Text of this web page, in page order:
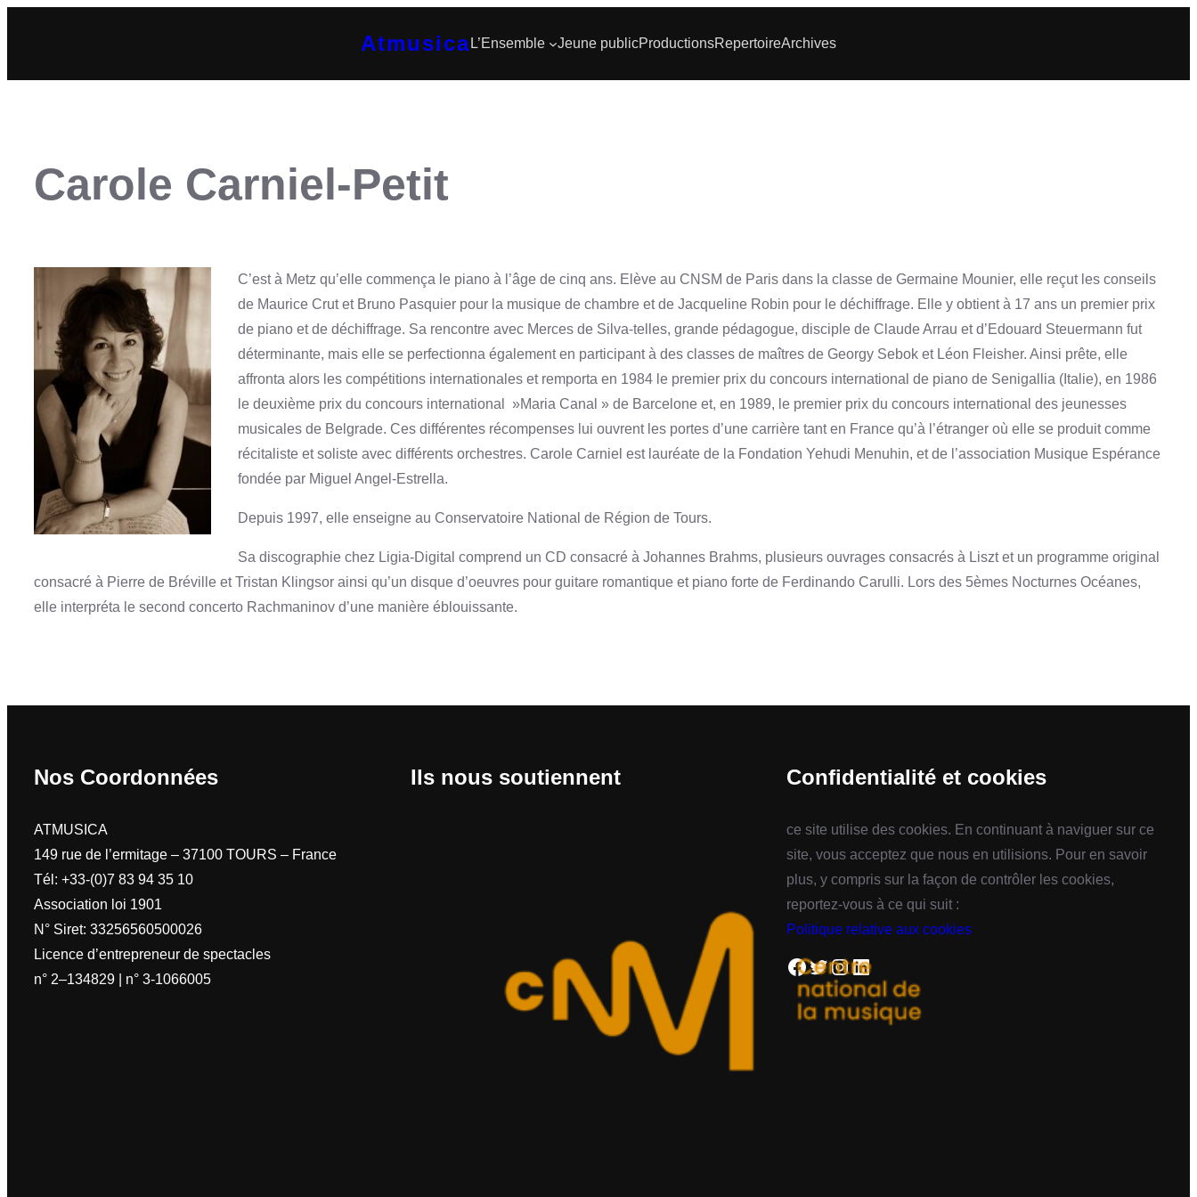
Atmusica L’Ensemble Jeune publicProductionsRepertoireArchives
Carole Carniel-Petit
C’est à Metz qu’elle commença le piano à l’âge de cinq ans. Elève au CNSM de Paris dans la classe de Germaine Mounier, elle reçut les conseils
de Maurice Crut et Bruno Pasquier pour la musique de chambre et de Jacqueline Robin pour le déchiffrage. Elle y obtient à 17 ans un premier prix
de piano et de déchiffrage. Sa rencontre avec Merces de Silva-telles, grande pédagogue, disciple de Claude Arrau et d’Edouard Steuermann fut
déterminante, mais elle se perfectionna également en participant à des classes de maîtres de Georgy Sebok et Léon Fleisher. Ainsi prête, elle
affronta alors les compétitions internationales et remporta en 1984 le premier prix du concours international de piano de Senigallia (Italie), en 1986
le deuxième prix du concours international »Maria Canal » de Barcelone et, en 1989, le premier prix du concours international des jeunesses
musicales de Belgrade. Ces différentes récompenses lui ouvrent les portes d’une carrière tant en France qu’à l’étranger où elle se produit comme
récitaliste et soliste avec différents orchestres. Carole Carniel est lauréate de la Fondation Yehudi Menuhin, et de l’association Musique Espérance
fondée par Miguel Angel-Estrella.
Depuis 1997, elle enseigne au Conservatoire National de Région de Tours.
Sa discographie chez Ligia-Digital comprend un CD consacré à Johannes Brahms, plusieurs ouvrages consacrés à Liszt et un programme original
consacré à Pierre de Bréville et Tristan Klingsor ainsi qu’un disque d’oeuvres pour guitare romantique et piano forte de Ferdinando Carulli. Lors des 5èmes Nocturnes Océanes,
elle interpréta le second concerto Rachmaninov d’une manière éblouissante.
Nos Coordonnées
ATMUSICA
149 rue de l’ermitage – 37100 TOURS – France
Tél: +33-(0)7 83 94 35 10
Association loi 1901
N° Siret: 33256560500026
Licence d’entrepreneur de spectacles
n° 2–134829 | n° 3-1066005
Ils nous soutiennent Confidentialité et cookies
ce site utilise des cookies. En continuant à naviguer sur ce
site, vous acceptez que nous en utilisions. Pour en savoir
plus, y compris sur la façon de contrôler les cookies,
reportez-vous à ce qui suit :
Politique relative aux cookies
Facebook Twitter InstagramLinkedIn